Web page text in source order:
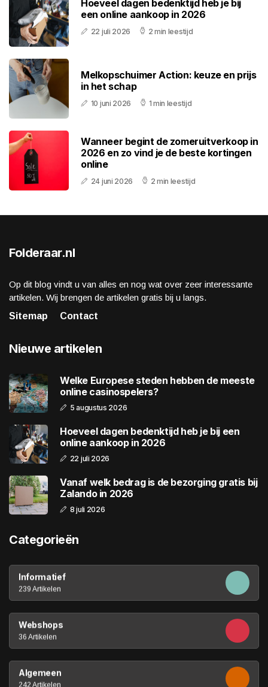
Hoeveel dagen bedenktijd heb je bij
een online aankoop in 2026
22 juli 2026 2 min leestijd
Melkopschuimer Action: keuze en prijs
in het schap
10 juni 2026 1 min leestijd
Wanneer begint de zomeruitverkoop in
2026 en zo vind je de beste kortingen
online
24 juni 2026 2 min leestijd
Folderaar.nl
Op dit blog vindt u van alles en nog wat over zeer interessante
artikelen. Wij brengen de artikelen gratis bij u langs.
Sitemap
Contact
Nieuwe artikelen
Welke Europese steden hebben de meeste
online casinospelers?
5 augustus 2026
Hoeveel dagen bedenktijd heb je bij een
online aankoop in 2026
22 juli 2026
Vanaf welk bedrag is de bezorging gratis bij
Zalando in 2026
8 juli 2026
Categorieën
Informatief
239 Artikelen
Webshops
36 Artikelen
Algemeen
242 Artikelen